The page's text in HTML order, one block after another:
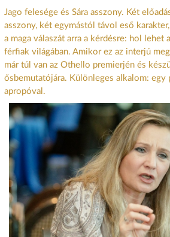
Jago felesége és Sára asszony. Két
asszony, két egymástól távol eső
a maga válaszát arra a kérdésre: hol lehet
férfiak világában. Amikor ez az interjú
már túl van az Othello premierjén és
ősbemutatójára. Különleges alkalom: egy
apropóval.